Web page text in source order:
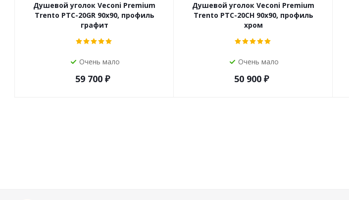
Душевой уголок Veconi Premium
Trento PTC-20GR 90x90, профиль
графит
Очень мало
59 700 ₽
Душевой уголок Veconi Premium
Trento PTC-20CH 90x90, профиль
хром
Очень мало
50 900 ₽